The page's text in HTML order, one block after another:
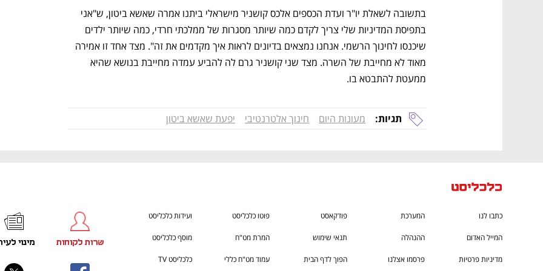
ממעטת להתבטא בו.
תגיות: מעונות היום חינוך אלטרנטיבי יפעת שאשא ביטון
כתבו לנו המערכת פודקאסט פוטו כלכליסט ועידות כלכליסט
המייל האדום ההנהלה תנאי שימוש המרת מט"ח מוסף כלכליסט
מדיניות פרטיות פרסמו אצלנו הפוך לדף הבית עמוד מט"ח כללי כלכליסט TV
שרות לקוחות מינוי